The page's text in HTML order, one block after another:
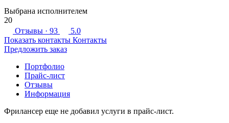
Выбрана исполнителем
20
Отзывы · 93
5.0
Показать контакты Контакты
Предложить заказ
Портфолио
Прайс-лист
Отзывы
Информация
Фрилансер еще не добавил услуги в прайс-лист.